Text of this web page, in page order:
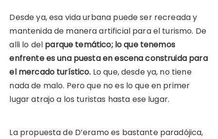
Desde ya, esa vida urbana puede ser recreada y
mantenida de manera artificial para el turismo. De
alli lo del parque temático; lo que tenemos
enfrente es una puesta en escena construida para
el mercado turístico. Lo que, desde ya, no tiene
nada de malo. Pero que no es lo que en primer
lugar atrajo a los turistas hasta ese lugar.
La propuesta de D’eramo es bastante paradójica,